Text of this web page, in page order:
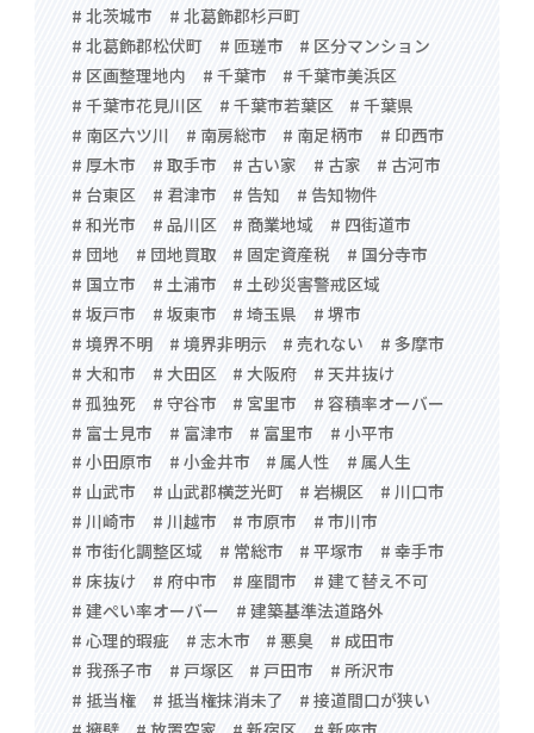
# 北茨城市
# 北葛飾郡杉戸町
# 北葛飾郡松伏町
# 匝瑳市
# 区分マンション
# 区画整理地内
# 千葉市
# 千葉市美浜区
# 千葉市花見川区
# 千葉市若葉区
# 千葉県
# 南区六ツ川
# 南房総市 # 南足柄市
# 印西市
# 厚木市
# 取手市 # 古い家 # 古家
# 古河市
# 台東区
# 君津市 # 告知
# 告知物件
# 和光市
# 品川区 # 商業地域
# 四街道市
# 団地
# 団地買取 # 固定資産税
# 国分寺市
# 国立市
# 土浦市
# 土砂災害警戒区域
# 坂戸市
# 坂東市 # 埼玉県
# 堺市
# 境界不明
# 境界非明示 # 売れない
# 多摩市
# 大和市
# 大田区 # 大阪府
# 天井抜け
# 孤独死
# 守谷市 # 宮里市
# 容積率オーバー
# 富士見市
# 富津市 # 富里市
# 小平市
# 小田原市
# 小金井市 # 属人性
# 属人生
# 山武市
# 山武郡横芝光町 # 岩槻区
# 川口市
# 川崎市
# 川越市 # 市原市
# 市川市
# 市街化調整区域
# 常総市 # 平塚市
# 幸手市
# 床抜け
# 府中市 # 座間市
# 建て替え不可
# 建ぺい率オーバー
# 建築基準法道路外
# 心理的瑕疵
# 志木市 # 悪臭
# 成田市
# 我孫子市
# 戸塚区 # 戸田市
# 所沢市
# 抵当権
# 抵当権抹消未了
# 接道間口が狭い